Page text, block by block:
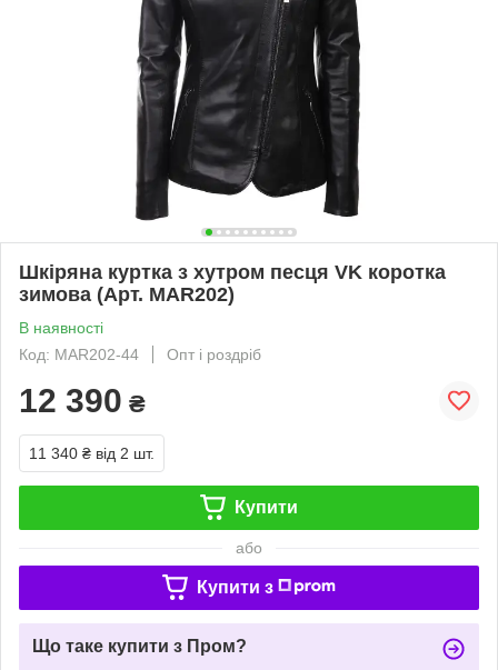
Шкіряна куртка з хутром песця VK коротка
зимова (Арт. MAR202)
В наявності
Код: MAR202-44
Опт і роздріб
12 390 ₴
11 340 ₴ від 2 шт.
Купити
або
Купити з
Що таке купити з Пром?